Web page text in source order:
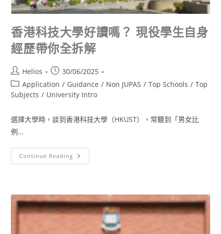
香港科技大學好讀嗎？ 現役學生自身
經歷帶你全拆解
Helios
30/06/2025
Application / Guidance / Non JUPAS / Top Schools / Top
Subjects / University Intro
選擇大學時，談到香港科技大學（HKUST），常聽到「男女比
例...
Continue Reading